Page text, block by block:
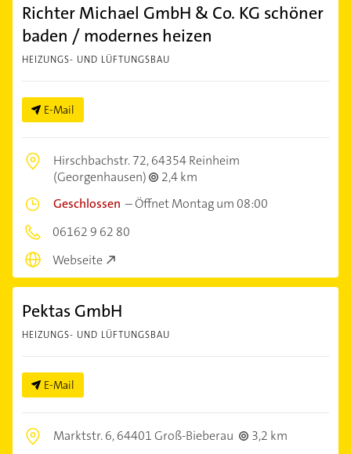
Richter Michael GmbH & Co. KG schöner
baden / modernes heizen
HEIZUNGS- UND LÜFTUNGSBAU
E-Mail
Hirschbachstr. 72,64354 Reinheim
(Georgenhausen)
2,4 km
Geschlossen –Öffnet Montag um 08:00
06162 9 62 80
Webseite
Pektas GmbH
HEIZUNGS- UND LÜFTUNGSBAU
E-Mail
Marktstr. 6,64401 Groß-Bieberau
3,2 km